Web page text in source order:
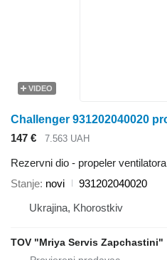
VIDEO
147 € 7.563 UAH
Rezervni dio - propeler ventilatora
Stanje novi
931202040020
Ukrajina, Khorostkiv
TOV "Mriya Servis Zapchastini"